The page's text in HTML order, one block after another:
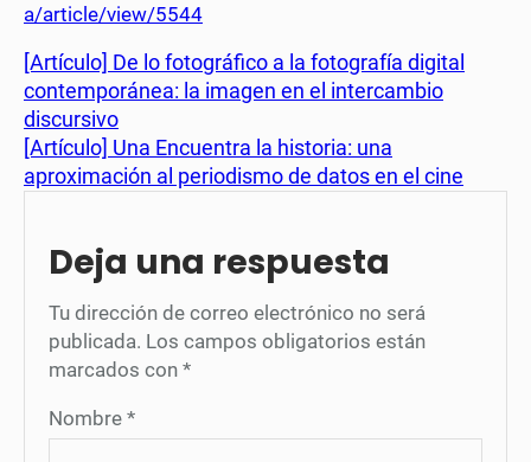
a/article/view/5544
[Artículo] De lo fotográfico a la fotografía digital
contemporánea: la imagen en el intercambio
discursivo
[Artículo] Una Encuentra la historia: una
aproximación al periodismo de datos en el cine
Deja una respuesta
Tu dirección de correo electrónico no será
publicada. Los campos obligatorios están
marcados con *
Nombre *